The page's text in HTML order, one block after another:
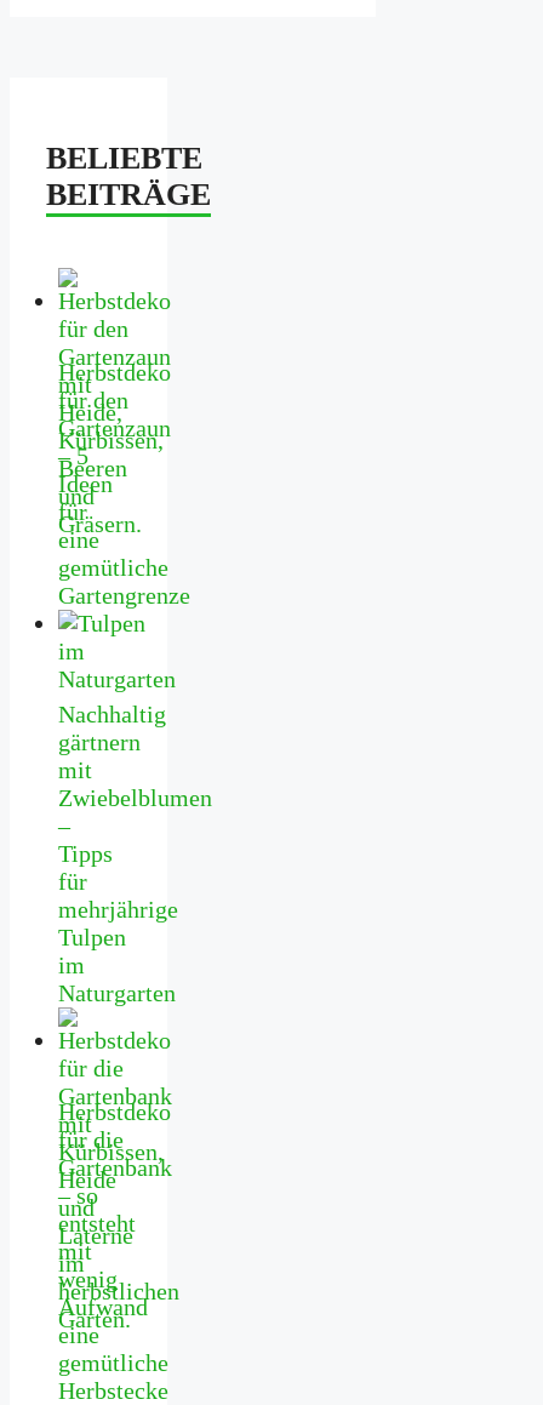
BELIEBTE
BEITRÄGE
Herbstdeko
für den
Gartenzaun
– 5
Ideen
für
eine
gemütliche
Gartengrenze
Nachhaltig
gärtnern
mit
Zwiebelblumen
–
Tipps
für
mehrjährige
Tulpen
im
Naturgarten
Herbstdeko
für die
Gartenbank
– so
entsteht
mit
wenig
Aufwand
eine
gemütliche
Herbstecke